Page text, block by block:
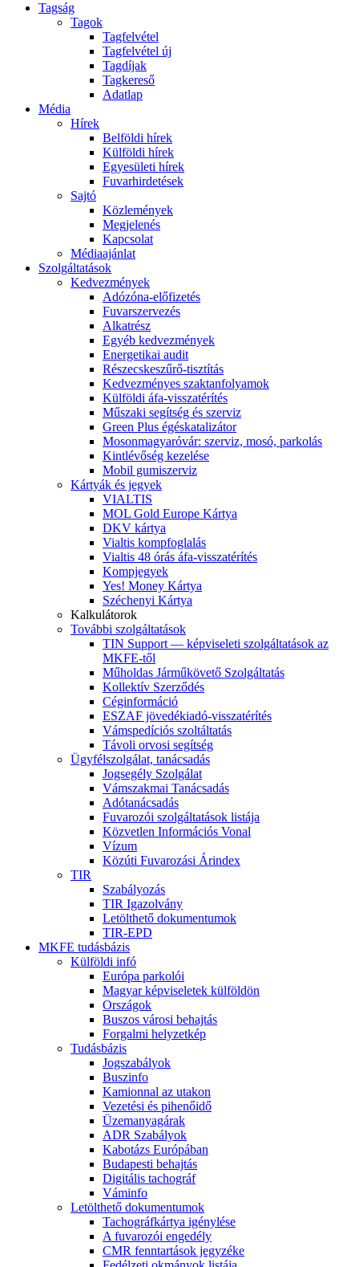
Tagság
Tagok
Tagfelvétel
Tagfelvétel új
Tagdíjak
Tagkereső
Adatlap
Média
Hírek
Belföldi hírek
Külföldi hírek
Egyesületi hírek
Fuvarhirdetések
Sajtó
Közlemények
Megjelenés
Kapcsolat
Médiaajánlat
Szolgáltatások
Kedvezmények
Adózóna-előfizetés
Fuvarszervezés
Alkatrész
Egyéb kedvezmények
Energetikai audit
Részecskeszűrő-tisztítás
Kedvezményes szaktanfolyamok
Külföldi áfa-visszatérítés
Műszaki segítség és szerviz
Green Plus égéskatalizátor
Mosonmagyaróvár: szerviz, mosó, parkolás
Kintlévőség kezelése
Mobil gumiszerviz
Kártyák és jegyek
VIALTIS
MOL Gold Europe Kártya
DKV kártya
Vialtis kompfoglalás
Vialtis 48 órás áfa-visszatérítés
Kompjegyek
Yes! Money Kártya
Széchenyi Kártya
Kalkulátorok
További szolgáltatások
TIN Support — képviseleti szolgáltatások az
MKFE-től
Műholdas Járműkövető Szolgáltatás
Kollektív Szerződés
Céginformáció
ESZAF jövedékiadó-visszatérítés
Vámspedíciós szoltáltatás
Távoli orvosi segítség
Ügyfélszolgálat, tanácsadás
Jogsegély Szolgálat
Vámszakmai Tanácsadás
Adótanácsadás
Fuvarozói szolgáltatások listája
Közvetlen Információs Vonal
Vízum
Közúti Fuvarozási Árindex
TIR
Szabályozás
TIR Igazolvány
Letölthető dokumentumok
TIR-EPD
MKFE tudásbázis
Külföldi infó
Európa parkolói
Magyar képviseletek külföldön
Országok
Buszos városi behajtás
Forgalmi helyzetkép
Tudásbázis
Jogszabályok
Buszinfo
Kamionnal az utakon
Vezetési és pihenőidő
Üzemanyagárak
ADR Szabályok
Kabotázs Európában
Budapesti behajtás
Digitális tachográf
Váminfo
Letölthető dokumentumok
Tachográfkártya igénylése
A fuvarozói engedély
CMR fenntartások jegyzéke